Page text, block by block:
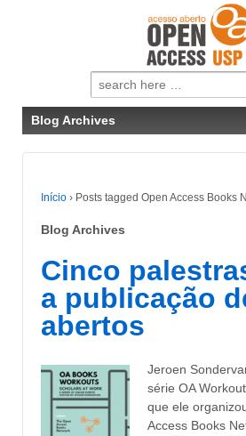
Pesquisar
por:
Blog Archives
Início › Posts tagged Open Access Books
Blog Archives
Cinco
a publicação
abertos
Jeroen
série OA
que ele
Access Books